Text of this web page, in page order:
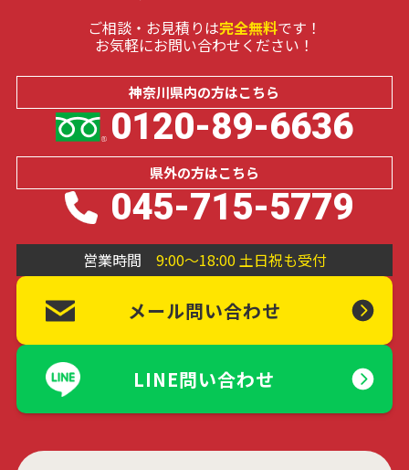
ご相談・お見積りは完全無料です！
お気軽にお問い合わせください！
神奈川県内の方はこちら
0120-89-6636
県外の方はこちら
045-715-5779
営業時間 9:00～18:00 土日祝も受付
メール問い合わせ
LINE問い合わせ